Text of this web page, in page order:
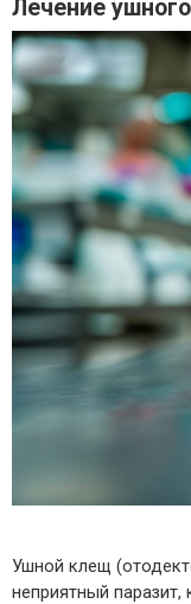
Лечение
Ушной клещ
неприятный